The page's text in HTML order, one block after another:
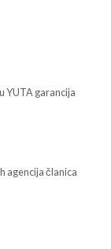
YUTA garancija
agencija članica